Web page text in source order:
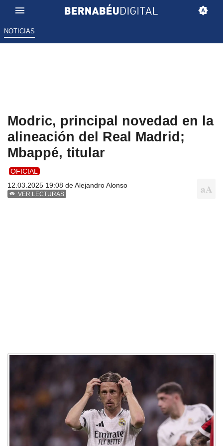
NOTICIAS
Modric, principal novedad en la
alineación del Real Madrid;
Mbappé, titular
OFICIAL
12.03.2025 19:08 deAlejandro Alonso
VER LECTURAS